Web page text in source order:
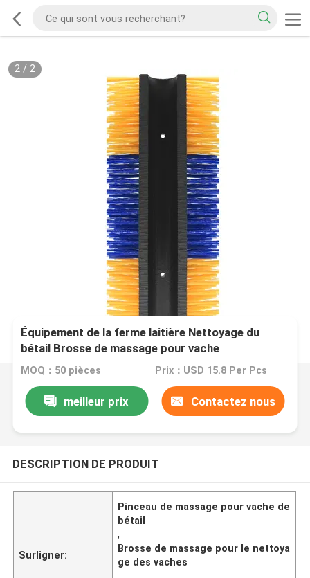
2/ 2
Équipement de la ferme laitière Nettoyage du
bétail Brosse de massage pour vache
MOQ：50 pièces Prix：USD 15.8 Per Pcs
meilleur prix Contactez nous
DESCRIPTION DE PRODUIT
Surligner:
Pinceau de massage pour vache de
bétail
,
Brosse de massage pour le nettoya
ge des vaches
,